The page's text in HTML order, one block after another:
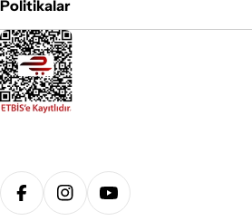
Politikalar
Ödeme
yöntemleri
FacebookInstagramYouTube